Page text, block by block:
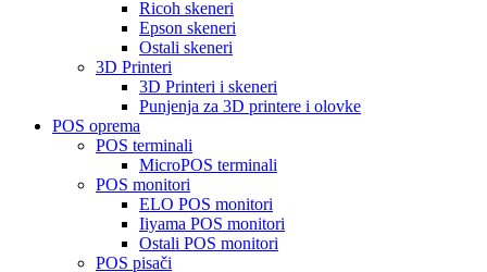
Ricoh skeneri
Epson skeneri
Ostali skeneri
3D Printeri
3D Printeri i skeneri
Punjenja za 3D printere i olovke
POS oprema
POS terminali
MicroPOS terminali
POS monitori
ELO POS monitori
Iiyama POS monitori
Ostali POS monitori
POS pisači